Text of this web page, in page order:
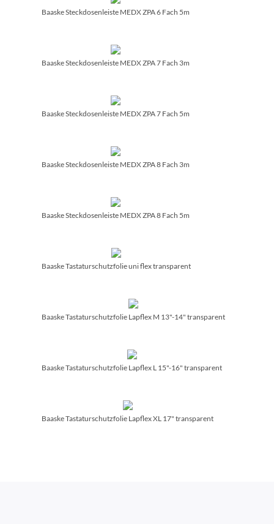
Baaske Steckdosenleiste MEDX ZPA 6 Fach 5m
Baaske Steckdosenleiste MEDX ZPA 7 Fach 3m
Baaske Steckdosenleiste MEDX ZPA 7 Fach 5m
Baaske Steckdosenleiste MEDX ZPA 8 Fach 3m
Baaske Steckdosenleiste MEDX ZPA 8 Fach 5m
Baaske Tastaturschutzfolie uni flex transparent
Baaske Tastaturschutzfolie Lapflex M 13"-14" transparent
Baaske Tastaturschutzfolie Lapflex L 15"-16" transparent
Baaske Tastaturschutzfolie Lapflex XL 17" transparent